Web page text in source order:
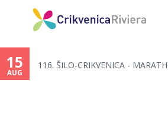
15
AUG
116. ŠILO-CRIKVENICA -